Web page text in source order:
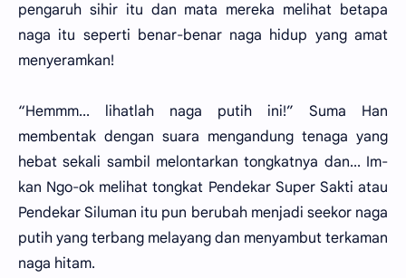
pengaruh sihir itu dan mata mereka melihat betapa
naga itu seperti benar-benar naga hidup yang amat
menyeramkan!
“Hemmm... lihatlah naga putih ini!” Suma Han
membentak dengan suara mengandung tenaga yang
hebat sekali sambil melontarkan tongkatnya dan... Im-
kan Ngo-ok melihat tongkat Pendekar Super Sakti atau
Pendekar Siluman itu pun berubah menjadi seekor naga
putih yang terbang melayang dan menyambut terkaman
naga hitam.